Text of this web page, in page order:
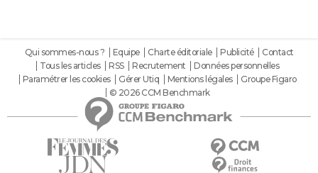
Qui sommes-nous ? Equipe Charte éditoriale Publicité
Contact
Tous les articles
RSS Recrutement
Données personnelles
Paramétrer les cookies
Gérer Utiq Mentions légales
Groupe Figaro
© 2026 CCM Benchmark